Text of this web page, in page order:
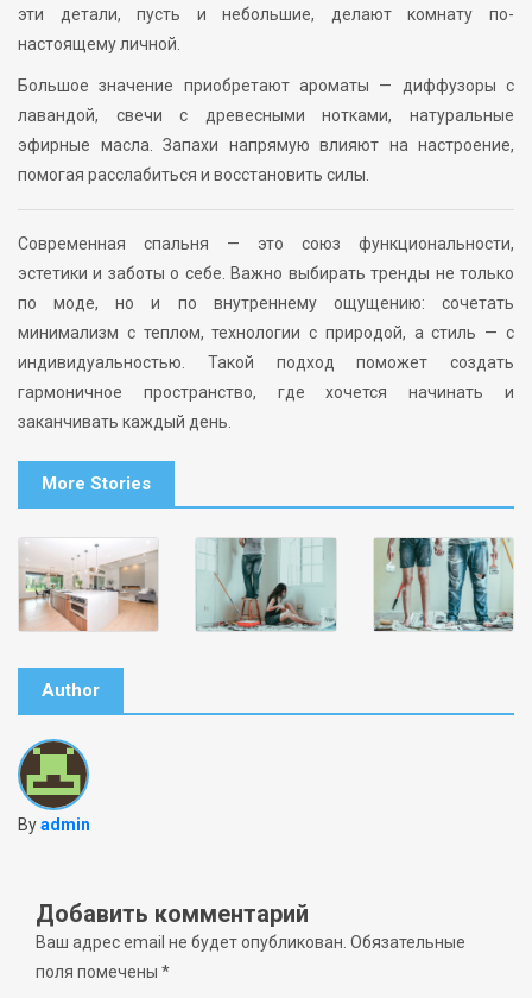
эти детали, пусть и небольшие, делают комнату по-
настоящему личной.
Большое значение приобретают ароматы — диффузоры с
лавандой, свечи с древесными нотками, натуральные
эфирные масла. Запахи напрямую влияют на настроение,
помогая расслабиться и восстановить силы.
Современная спальня — это союз функциональности,
эстетики и заботы о себе. Важно выбирать тренды не только
по моде, но и по внутреннему ощущению: сочетать
минимализм с теплом, технологии с природой, а стиль — с
индивидуальностью. Такой подход поможет создать
гармоничное пространство, где хочется начинать и
заканчивать каждый день.
More Stories
Author
Byadmin
Добавить комментарий
Ваш адрес email не будет опубликован. Обязательные
поля помечены *